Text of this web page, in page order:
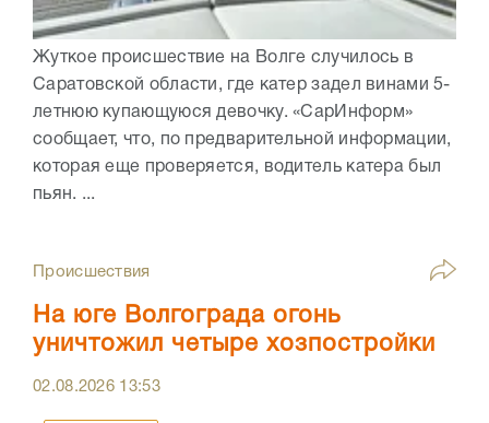
Жуткое происшествие на Волге случилось в
Саратовской области, где катер задел винами 5-
летнюю купающуюся девочку. «СарИнформ»
сообщает, что, по предварительной информации,
которая еще проверяется, водитель катера был
пьян. ...
Происшествия
На юге Волгограда огонь
уничтожил четыре хозпостройки
02.08.2026 13:53